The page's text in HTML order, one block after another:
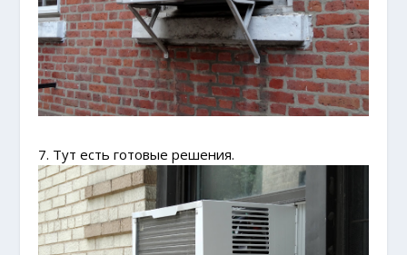
7. Тут есть готовые решения.